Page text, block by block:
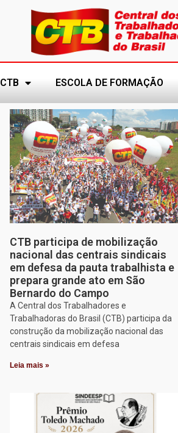
CTB ESCOLA DE FORMAÇÃO
CTB participa de mobilização
nacional das centrais sindicais
em defesa da pauta trabalhista e
prepara grande ato em São
Bernardo do Campo
A Central dos Trabalhadores e
Trabalhadoras do Brasil (CTB) participa da
construção da mobilização nacional das
centrais sindicais em defesa
Leia mais »